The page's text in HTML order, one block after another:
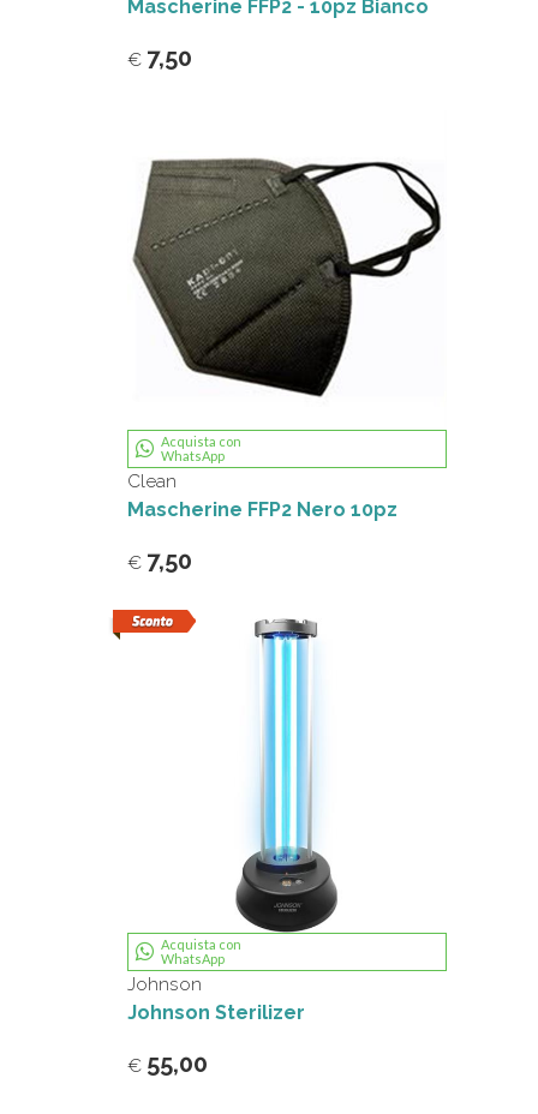
Mascherine FFP2 - 10pz Bianco
€ 7,50
Acquista con
WhatsApp
Clean
Mascherine FFP2 Nero 10pz
€ 7,50
Acquista con
WhatsApp
Johnson
Johnson Sterilizer
€ 55,00